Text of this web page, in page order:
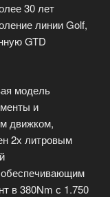
30 лет
линии Golf,
GTD
модель
и
движком,
2х литровым
обеспечивающим
в 380Nm с 1.750